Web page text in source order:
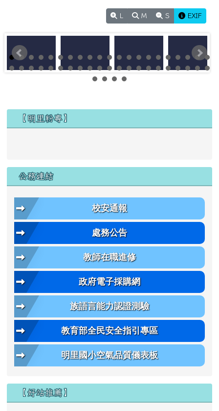
M S EXIF
左邊區域內容
【明里粉專】
公務連結
校安通報
處務公告
教師在職進修
政府電子採購網
族語言能力認證測驗
教育部全民安全指引專區
明里國小空氣品質儀表板
【好站推薦】